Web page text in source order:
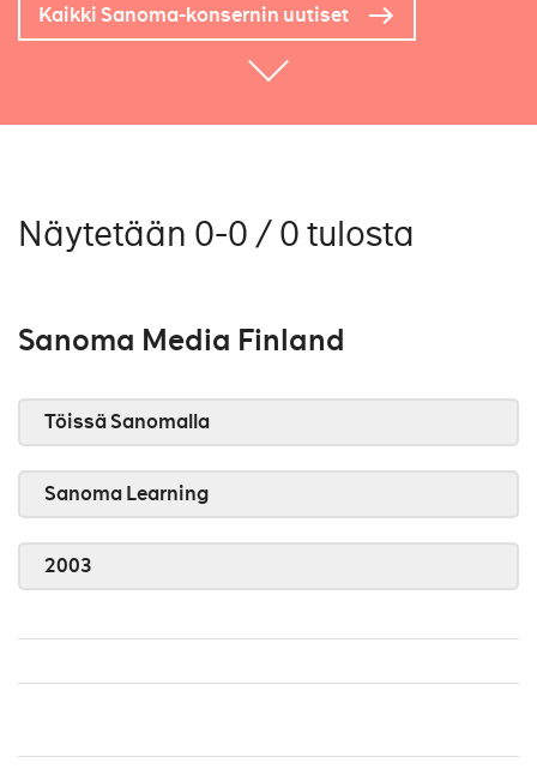
Kaikki Sanoma-konsernin uutiset
Näytetään 0-0 / 0 tulosta
Sanoma Media Finland
Töissä Sanomalla
Sanoma Learning
2003